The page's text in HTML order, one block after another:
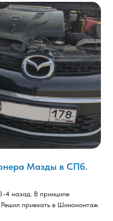
Мазды в СПб.
4 назад. В принципе
Решил приехать в Шиномонтаж